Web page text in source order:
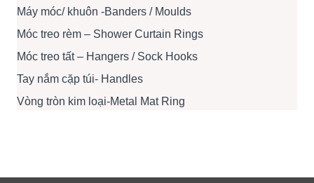
Máy móc/ khuôn -Banders / Moulds
Móc treo rèm – Shower Curtain Rings
Móc treo tất – Hangers / Sock Hooks
Tay nắm cặp túi- Handles
Vòng tròn kim loại-Metal Mat Ring